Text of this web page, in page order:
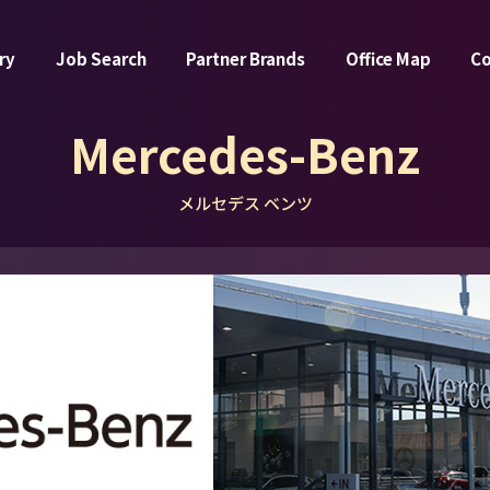
Job Search Partner Brands Office Map
Mercedes-Benz
メルセデス ベンツ